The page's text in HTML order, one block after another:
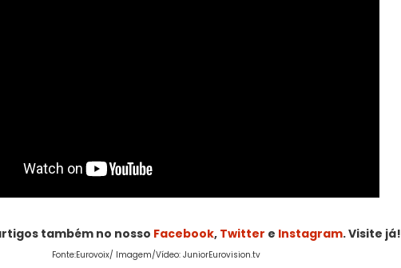
também no nosso Facebook, Twitter e Instagram. Visite já!
Fonte:Eurovoix/ Imagem/Vídeo: JuniorEurovision.tv